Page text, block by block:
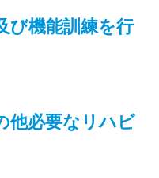
び機能訓練を行
他必要なリハビ